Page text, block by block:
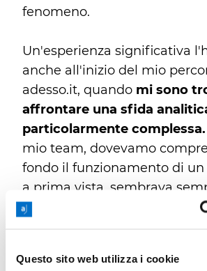
Questo sito web utilizza i cookie
fenomeno.
Un'esperienza significativa
anche all'inizio del mio
adesso.it, quando mi sono
affrontare una sfida
particolarmente complessa.
mio team, dovevamo
fondo il funzionamento di un
a prima vista, sembrava
si è rivelato estremamente
ho trovato questo processo